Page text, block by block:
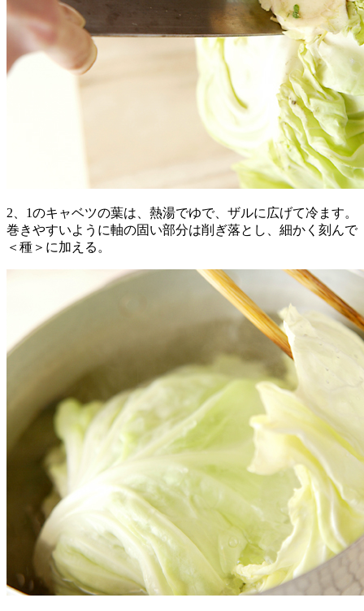
2、1のキャベツの葉は、熱湯でゆで、ザルに広げて冷ます。
巻きやすいように軸の固い部分は削ぎ落とし、細かく刻んで
＜種＞に加える。